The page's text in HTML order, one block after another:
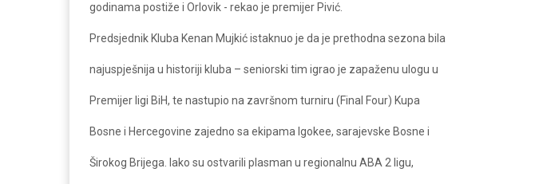
godinama postiže i Orlovik - rekao je premijer Pivić.
Predsjednik Kluba Kenan Mujkić istaknuo je da je prethodna sezona bila
najuspješnija u historiji kluba – seniorski tim igrao je zapaženu ulogu u
Premijer ligi BiH, te nastupio na završnom turniru (Final Four) Kupa
Bosne i Hercegovine zajedno sa ekipama Igokee, sarajevske Bosne i
Širokog Brijega. Iako su ostvarili plasman u regionalnu ABA 2 ligu,